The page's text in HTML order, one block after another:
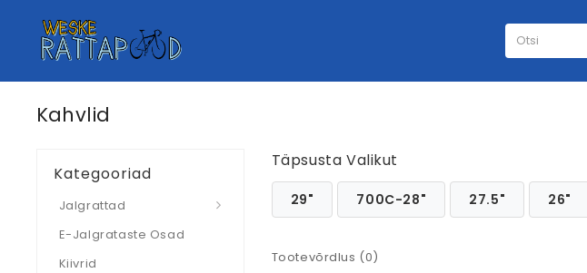
Kahvlid
Kategooriad
Jalgrattad
E-Jalgrataste Osad
Kiivrid
Täpsusta Valikut
29" 700C-28" 27.5" 26"
Tootevõrdlus (0)